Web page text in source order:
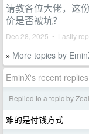
请教各位大佬，这
价是否被坑？
Dec 28, 2025 • Lastly
» More topics by
EminX's recent replies
Replied to a topic by
难的是付钱方式